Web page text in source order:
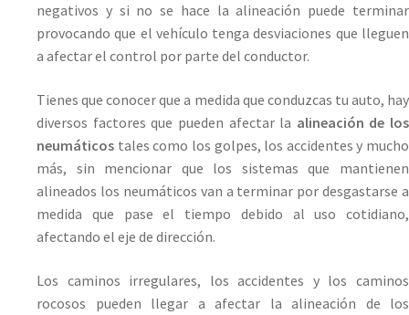
negativos y si no se hace la alineación puede terminar
provocando que el vehículo tenga desviaciones que lleguen
a afectar el control por parte del conductor.
Tienes que conocer que a medida que conduzcas tu auto, hay
diversos factores que pueden afectar la alineación de los
neumáticos tales como los golpes, los accidentes y mucho
más, sin mencionar que los sistemas que mantienen
alineados los neumáticos van a terminar por desgastarse a
medida que pase el tiempo debido al uso cotidiano,
afectando el eje de dirección.
Los caminos irregulares, los accidentes y los caminos
rocosos pueden llegar a afectar la alineación de los